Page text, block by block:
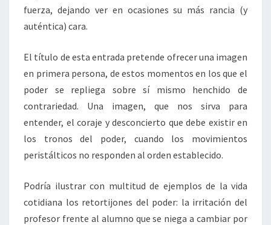
fuerza, dejando ver en ocasiones su más rancia (y
auténtica) cara.
El título de esta entrada pretende ofrecer una imagen
en primera persona, de estos momentos en los que el
poder se repliega sobre sí mismo henchido de
contrariedad. Una imagen, que nos sirva para
entender, el coraje y desconcierto que debe existir en
los tronos del poder, cuando los movimientos
peristálticos no responden al orden establecido.
Podría ilustrar con multitud de ejemplos de la vida
cotidiana los retortijones del poder: la irritación del
profesor frente al alumno que se niega a cambiar por